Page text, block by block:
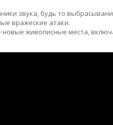
звука, будь то
вражеские атаки.
живописные места,